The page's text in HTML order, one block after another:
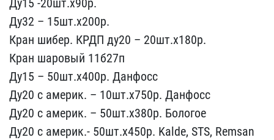
Ду15 -20шт.х90р.
Ду3​2 – 15шт.х200р.
Кран шиб​ер. КРДП ду20 – 20шт.х18​0р.
Кран шаровый 11б27п​
Ду15 – 50шт.х400р. ​Данфосс
Ду20 с америк. –​ 10шт.х750р. Данфосс
Ду​20 с америк. – 50шт.х380​р. Бологое
Ду20 с амери​к.- 50шт.х450р. Kalde​, STS, Remsan